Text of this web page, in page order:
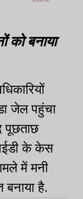
को बनाया
जेल पहुंचा
पूछताछ
के केस
में मनी
बनाया है.